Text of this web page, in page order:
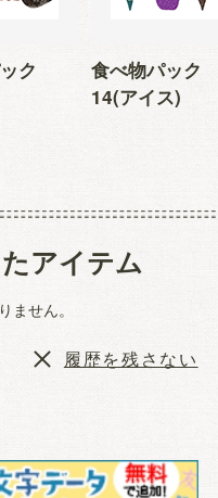
ク
食べ物パック
14(アイス)
アイテム
ません。
履歴を残さない